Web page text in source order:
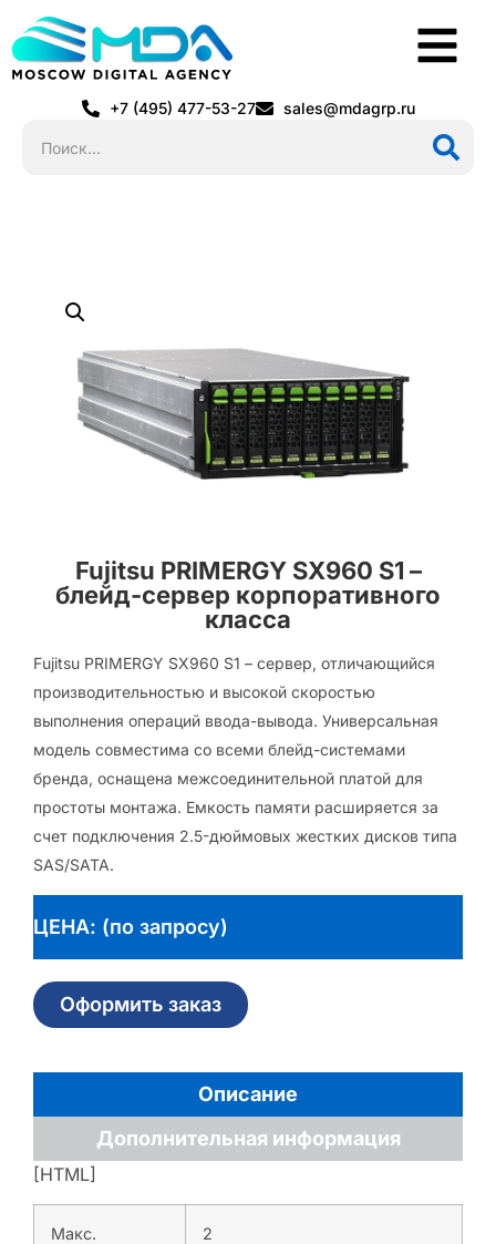
+7 (495) 477-53-27 sales@mdagrp.ru
Fujitsu PRIMERGY SX960 S1 –
блейд-сервер корпоративного
класса
Fujitsu PRIMERGY SX960 S1 – сервер, отличающийся
производительностью и высокой скоростью
выполнения операций ввода-вывода. Универсальная
модель совместима со всеми блейд-системами
бренда, оснащена межсоединительной платой для
простоты монтажа. Емкость памяти расширяется за
счет подключения 2.5-дюймовых жестких дисков типа
SAS/SATA.
ЦЕНА: (по запросу)
Оформить заказ
Описание
Дополнительная информация
[HTML]
Макс.
2